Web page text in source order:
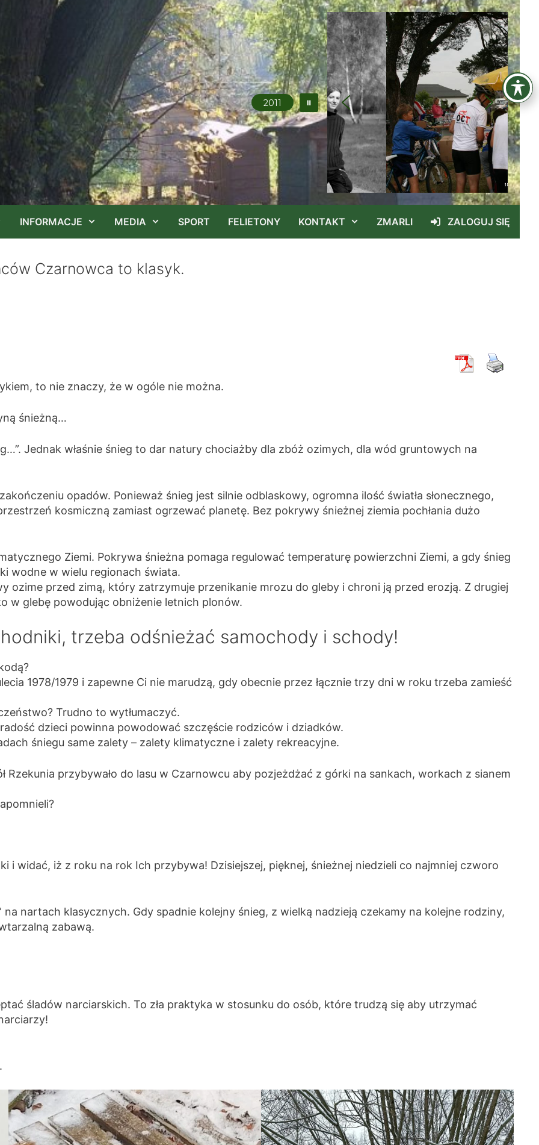
2011
INFORMACJE MEDIA SPORT FELIETONY KONTAKT ZMARLI ZALOGUJ SIĘ
Czarnowca to klasyk.
to nie znaczy, że w ogóle nie można.
śnieżną…
Jednak właśnie śnieg to dar natury chociażby dla zbóż ozimych, dla wód gruntowych na
opadów. Ponieważ śnieg jest silnie odblaskowy, ogromna ilość światła słonecznego,
kosmiczną zamiast ogrzewać planetę. Bez pokrywy śnieżnej ziemia pochłania dużo
Ziemi. Pokrywa śnieżna pomaga regulować temperaturę powierzchni Ziemi, a gdy śnieg
wodne w wielu regionach świata.
ozime przed zimą, który zatrzymuje przenikanie mrozu do gleby i chroni ją przed erozją. Z drugiej
w glebę powodując obniżenie letnich plonów.
trzeba odśnieżać samochody i schody!
1978/1979 i zapewne Ci nie marudzą, gdy obecnie przez łącznie trzy dni w roku trzeba zamieść
Trudno to wytłumaczyć.
dzieci powinna powodować szczęście rodziców i dziadków.
śniegu same zalety – zalety klimatyczne i zalety rekreacyjne.
przybywało do lasu w Czarnowcu aby pozjeżdżać z górki na sankach, workach z sianem
i widać, iż z roku na rok Ich przybywa! Dzisiejszej, pięknej, śnieżnej niedzieli co najmniej czworo
na nartach klasycznych. Gdy spadnie kolejny śnieg, z wielką nadzieją czekamy na kolejne rodziny,
zabawą.
śladów narciarskich. To zła praktyka w stosunku do osób, które trudzą się aby utrzymać